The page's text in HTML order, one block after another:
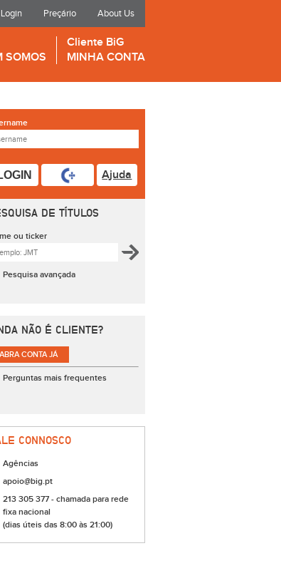
Login Preçário About Us
SOMOS
Cliente BiG
MINHA CONTA
Ajuda
DE TÍTULOS
ou ticker
Pesquisa avançada
NÃO É CLIENTE?
ABRA CONTA JÁ
Perguntas mais frequentes
CONNOSCO
Agências
apoio@big.pt
213 305 377 - chamada para rede
fixa nacional
(dias úteis das 8:00 às 21:00)